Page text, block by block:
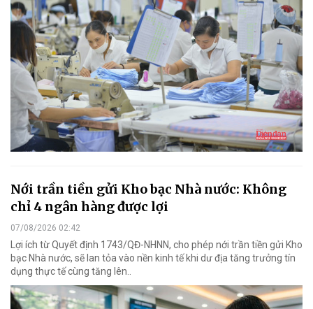
Nới trần tiền gửi Kho bạc Nhà nước: Không
chỉ 4 ngân hàng được lợi
07/08/2026 02:42
Lợi ích từ Quyết định 1743/QĐ-NHNN, cho phép nới trần tiền gửi Kho
bạc Nhà nước, sẽ lan tỏa vào nền kinh tế khi dư địa tăng trưởng tín
dụng thực tế cùng tăng lên..